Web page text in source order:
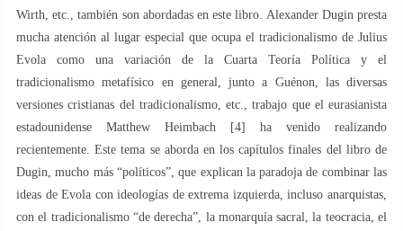
Wirth, etc., también son abordadas en este libro. Alexander Dugin presta
mucha atención al lugar especial que ocupa el tradicionalismo de Julius
Evola como una variación de la Cuarta Teoría Política y el
tradicionalismo metafísico en general, junto a Guénon, las diversas
versiones cristianas del tradicionalismo, etc., trabajo que el eurasianista
estadounidense Matthew Heimbach [4] ha venido realizando
recientemente. Este tema se aborda en los capítulos finales del libro de
Dugin, mucho más “políticos”, que explican la paradoja de combinar las
ideas de Evola con ideologías de extrema izquierda, incluso anarquistas,
con el tradicionalismo “de derecha”, la monarquía sacral, la teocracia, el